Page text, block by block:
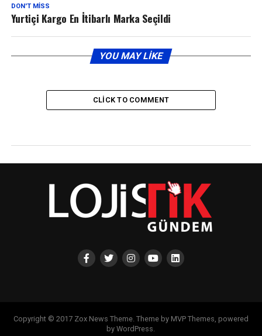
DON'T MISS
Yurtiçi Kargo En İtibarlı Marka Seçildi
YOU MAY LIKE
CLICK TO COMMENT
Copyright © 2017 Zox News Theme. Theme by MVP Themes, powered
by WordPress.